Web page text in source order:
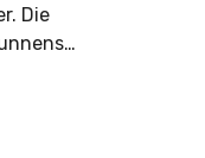
Die